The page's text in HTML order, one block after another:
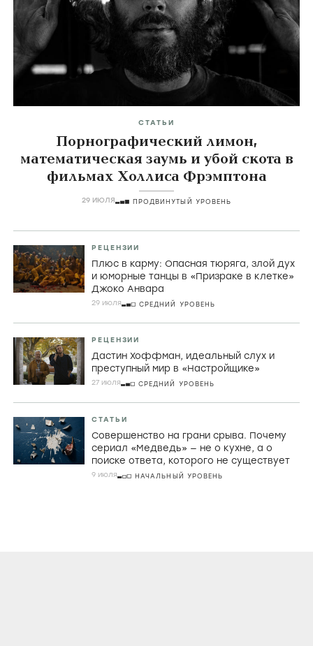
СТАТЬИ
Порнографический лимон,
математическая заумь и убой скота в
фильмах Холлиса Фрэмптона
29 ИЮЛЯ ПРОДВИНУТЫЙ УРОВЕНЬ
РЕЦЕНЗИИ
Плюс в карму: Опасная тюряга, злой дух
и юморные танцы в «Призраке в клетке»
Джоко Анвара
29 июля СРЕДНИЙ УРОВЕНЬ
РЕЦЕНЗИИ
Дастин Хоффман, идеальный слух и
преступный мир в «Настройщике»
27 июля СРЕДНИЙ УРОВЕНЬ
СТАТЬИ
Совершенство на грани срыва. Почему
сериал «Медведь» — не о кухне, а о
поиске ответа, которого не существует
9 июля НАЧАЛЬНЫЙ УРОВЕНЬ